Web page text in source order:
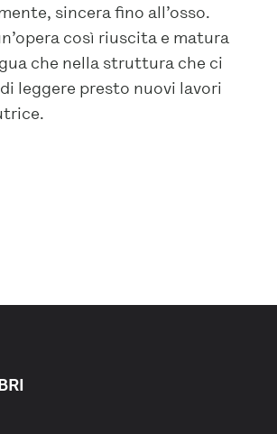
sincera fino all’osso.
così riuscita e matura
che nella struttura che ci
leggere presto nuovi lavori